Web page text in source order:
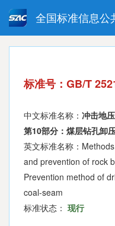
全国标准信息公
强制性国家标准
指导性技术文件
标准号：GB/T
中文标准名称： 冲击地
第10部分：煤层钻孔卸
英文标准名称：
and prevention of rock
Prevention method of
coal-seam
标准状态： 现行